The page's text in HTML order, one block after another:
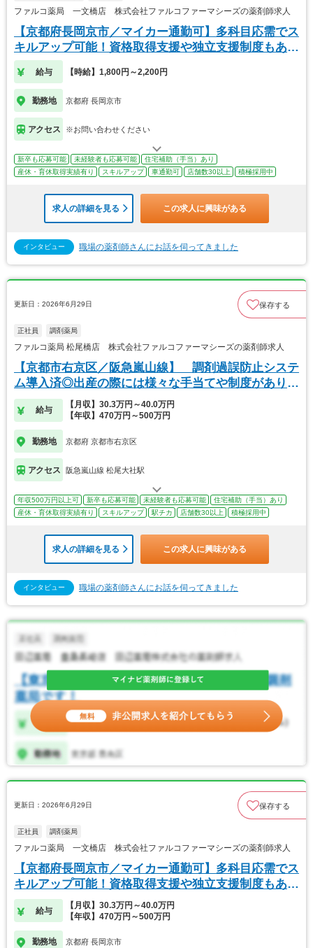
ファルコ薬局 一文橋店 株式会社ファルコファーマシーズの薬剤師求人
【京都府長岡京市／マイカー通勤可】多科目応需でス
キルアップ可能！資格取得支援や独立支援制度もあり
ます
給与 【時給】1,800円～2,200円
勤務地 京都府 長岡京市
アクセス ※お問い合わせください
新卒も応募可能 未経験者も応募可能
住宅補助（手当）あり
産休・育休取得実績有り
スキルアップ 車通勤可 店舗数30以上 積極採用中
求人の詳細を見る この求人に興味がある
インタビュー 職場の薬剤師さんにお話を伺ってきました
更新日：2026年6月29日 保存する
正社員 調剤薬局
ファルコ薬局 松尾橋店 株式会社ファルコファーマシーズの薬剤師求人
【京都市右京区／阪急嵐山線】 調剤過誤防止システ
ム導入済◎出産の際には様々な手当てや制度がありま
す
給与
【月収】30.3万円～40.0万円
【年収】470万円～500万円
勤務地 京都府 京都市右京区
アクセス 阪急嵐山線 松尾大社駅
年収500万円以上可 新卒も応募可能 未経験者も応募可能
住宅補助（手当）あり
産休・育休取得実績有り
スキルアップ 駅チカ 店舗数30以上 積極採用中
求人の詳細を見る この求人に興味がある
インタビュー 職場の薬剤師さんにお話を伺ってきました
更新日：2026年6月29日 保存する
正社員 調剤薬局
ファルコ薬局 一文橋店 株式会社ファルコファーマシーズの薬剤師求人
【京都府長岡京市／マイカー通勤可】多科目応需でス
キルアップ可能！資格取得支援や独立支援制度もあり
ます
給与
【月収】30.3万円～40.0万円
【年収】470万円～500万円
勤務地 京都府 長岡京市